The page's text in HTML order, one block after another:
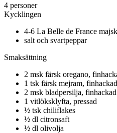
4 personer
Kycklingen
4-6 La Belle de France
salt och svartpeppar
Smaksättning
2 msk färsk oregano,
1 tsk färsk mejram, finhackad
2 msk bladpersilja, finhackad
1 vitlöksklyfta, pressad
½ tsk chiliflakes
½ dl citronsaft
½ dl olivolja